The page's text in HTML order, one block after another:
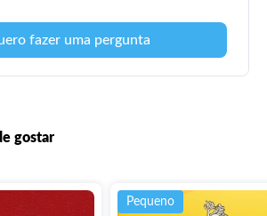
fazer uma pergunta
gostar
Pequeno